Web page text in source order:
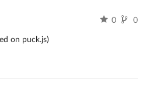
0 0
on puck.js)